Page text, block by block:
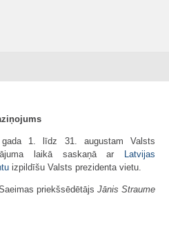
1. līdz 31. augustam Valsts
laikā saskaņā ar
Latvijas
izpildīšu Valsts prezidenta vietu.
priekšsēdētājs Jānis Straume